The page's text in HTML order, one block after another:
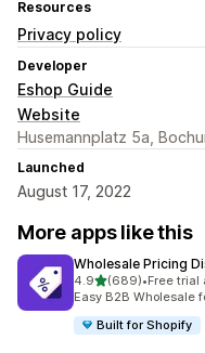
Resources
Privacy policy
Developer
Eshop Guide
Website
Husemannplatz 5a,
Launched
August 17, 2022
More apps like this
Wholesale Pricing
4.9out of 5 stars
(689)
689 total reviews
•Free trial
Easy B2B Wholesale
Built for Shopify